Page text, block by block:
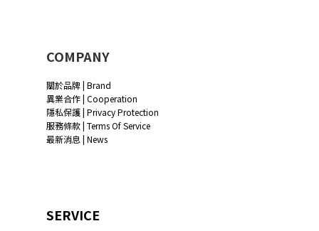
COMPANY
關於品牌 | Brand
異業合作 | Cooperation
隱私保護 | Privacy Protection
服務條款 | Terms Of Service
最新消息 | News
SERVICE